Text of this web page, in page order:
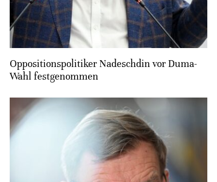
Oppositionspolitiker Nadeschdin vor Duma-
Wahl festgenommen